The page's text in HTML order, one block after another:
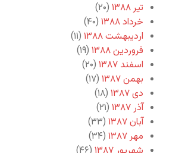
تیر ۱۳۸۸
(۲۰)
خرداد ۱۳۸۸
(۴۰)
اردیبهشت ۱۳۸۸
(۱۱)
فروردین ۱۳۸۸
(۱۹)
اسفند ۱۳۸۷
(۲۰)
بهمن ۱۳۸۷
(۱۷)
دی ۱۳۸۷
(۱۸)
آذر ۱۳۸۷
(۲۱)
آبان ۱۳۸۷
(۳۳)
مهر ۱۳۸۷
(۳۴)